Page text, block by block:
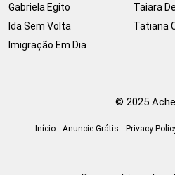
Gabriela Egito
Ida Sem Volta
Imigração Em Dia
Taiara
Tatiana
© 2025
Início Anuncie Grátis Privacy